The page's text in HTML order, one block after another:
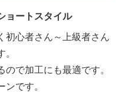
ョートスタイル
初心者さん～上級者さん
で加工にも最適です。
です。